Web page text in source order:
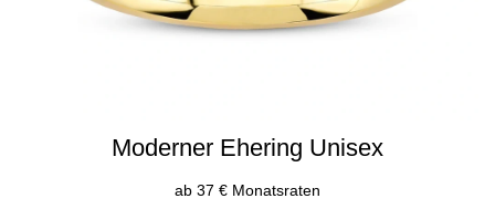
Moderner Ehering Unisex
ab 37 € Monatsraten